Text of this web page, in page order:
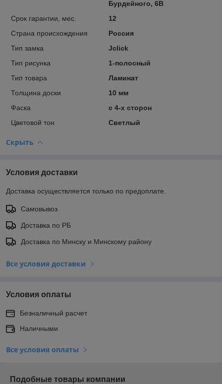
Бурдейного, 6В
Срок гарантии, мес.
12
Страна происхождения
Россия
Тип замка
Jclick
Тип рисунка
1-полосный
Тип товара
Ламинат
Толщина доски
10 мм
Фаска
с 4-х сторон
Цветовой тон
Светлый
Скрыть
Условия доставки
Доставка осуществляется только по предоплате.
Самовывоз
Доставка по РБ
Доставка по Минску и Минскому району
Все условия доставки
Условия оплаты
Безналичный расчет
Наличными
Все условия оплаты
Подобные товары компании